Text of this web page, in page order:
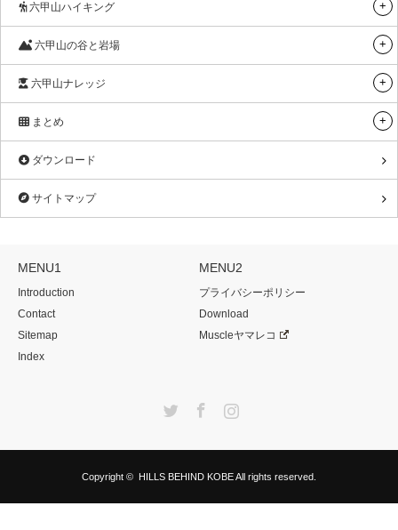
六甲山ハイキング
六甲山の谷と岩場
六甲山ナレッジ
まとめ
ダウンロード
サイトマップ
MENU1
Introduction
Contact
Sitemap
Index
MENU2
プライバシーポリシー
Download
Muscleヤマレコ
Copyright © HILLS BEHIND KOBEAll rights reserved.